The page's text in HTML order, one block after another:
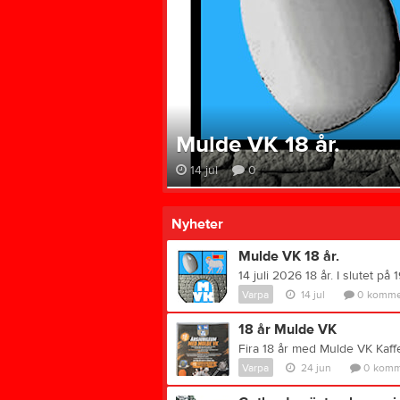
Mulde VK 18 år.
14 jul 0
Nyheter
Mulde VK 18 år.
Varpa 14 jul 0
18 år Mulde VK
Varpa 24 jun 0